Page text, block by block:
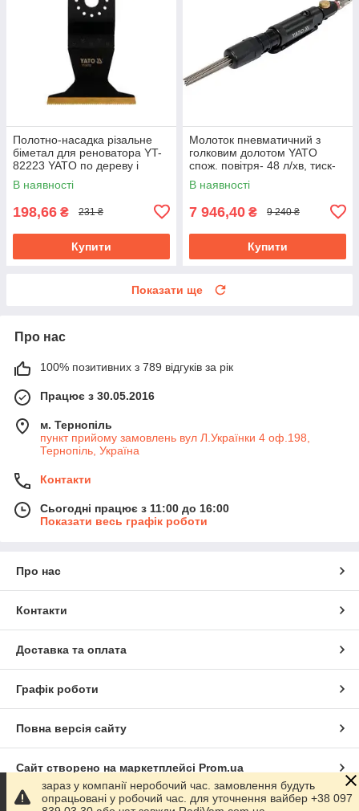
Полотно-насадка різальне
біметал для реноватора YT-
82223 YATO по дереву і
металу, l= 90 мм, w= 65 мм
В наявності
198,66 ₴ 231 ₴
Купити
Молоток пневматичний з
голковим долотом YATO
спож. повітря- 48 л/хв, тиск-
6.3 Bar, 13 голок YT-09913
В наявності
7 946,40 ₴ 9 240 ₴
Купити
Показати ще
Про нас
100% позитивних з 789 відгуків за рік
Працює з 30.05.2016
м. Тернопіль
пункт прийому замовлень вул Л.Українки 4 оф.198,
Тернопіль, Україна
Контакти
Сьогодні працює з 11:00 до 16:00
Показати весь графік роботи
Про нас
Контакти
Доставка та оплата
Графік роботи
Повна версія сайту
Сайт створено на маркетплейсі Prom.ua
Політика конфіденційності
зараз у компанії неробочий час. замовлення будуть
опрацьовані у робочий час. для уточнення вайбер +38 097